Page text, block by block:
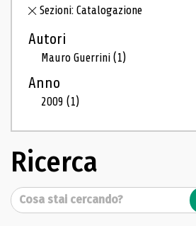
Sezioni: Catalogazione
Autori
Mauro Guerrini(1)
Anno
2009(1)
Ricerca
Cerca